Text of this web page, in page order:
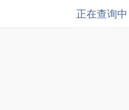
正在查询中